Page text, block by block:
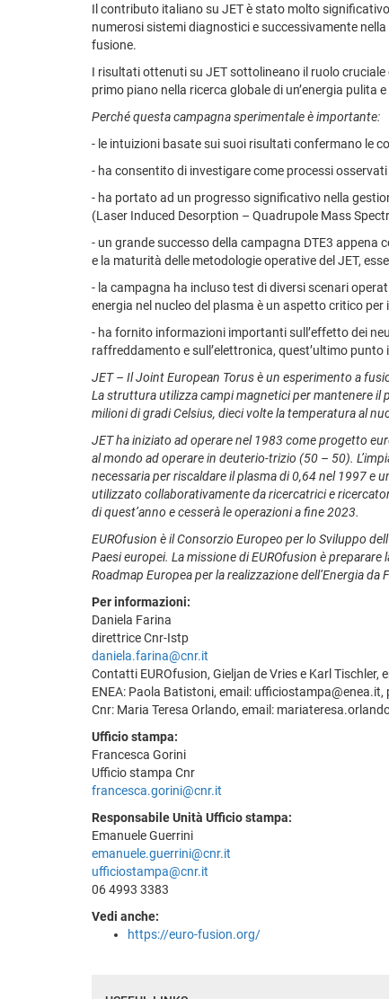
Il contributo italiano su JET è stato molto
numerosi sistemi diagnostici e successivamente
fusione.
I risultati ottenuti su JET sottolineano il ruolo cruciale
primo piano nella ricerca globale di un’energia pulita
Perché questa campagna sperimentale è importante:
- le intuizioni basate sui suoi risultati confermano le
- ha consentito di investigare come processi
- ha portato ad un progresso significativo nella
(Laser Induced Desorption – Quadrupole Mass
- un grande successo della campagna DTE3
e la maturità delle metodologie operative del JET,
- la campagna ha incluso test di diversi scenari
energia nel nucleo del plasma è un aspetto critico
- ha fornito informazioni importanti sull’effetto dei
raffreddamento e sull’elettronica, quest’ultimo
JET – Il Joint European Torus è un esperimento a
La struttura utilizza campi magnetici per mantenere il
milioni di gradi Celsius, dieci volte la temperatura al
JET ha iniziato ad operare nel 1983 come progetto
al mondo ad operare in deuterio-trizio (50 – 50).
necessaria per riscaldare il plasma di 0,64 nel 1997 e
utilizzato collaborativamente da ricercatrici e
di quest’anno e cesserà le operazioni a fine 2023.
EUROfusion è il Consorzio Europeo per lo Sviluppo
Paesi europei. La missione di EUROfusion è
Roadmap Europea per la realizzazione dell’Energia da
Per informazioni:
Daniela Farina
direttrice Cnr-Istp
daniela.farina@cnr.it
Contatti EUROfusion, Gieljan de Vries e Karl Tischler,
ENEA: Paola Batistoni, email:
Cnr: Maria Teresa Orlando, email:
Ufficio stampa:
Francesca Gorini
Ufficio stampa Cnr
francesca.gorini@cnr.it
Responsabile Unità Ufficio stampa:
Emanuele Guerrini
emanuele.guerrini@cnr.it
ufficiostampa@cnr.it
06 4993 3383
Vedi anche:
https://euro-fusion.org/